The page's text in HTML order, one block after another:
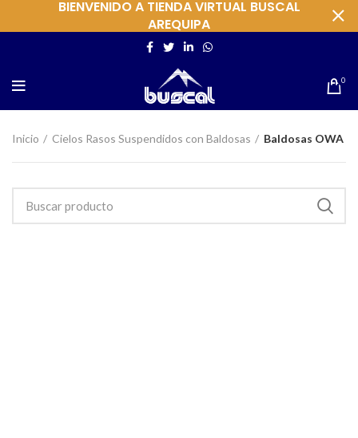
0
Inicio Cielos Rasos Suspendidos con Baldosas Baldosas OWA
BIENVENIDO A TIENDA VIRTUAL BUSCAL
AREQUIPA